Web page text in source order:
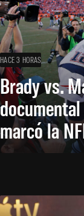
HACE 3 HORAS
Brady vs.
marcó la